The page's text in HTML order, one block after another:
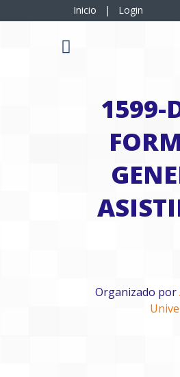
Inicio | Login
1599-
Organizado por